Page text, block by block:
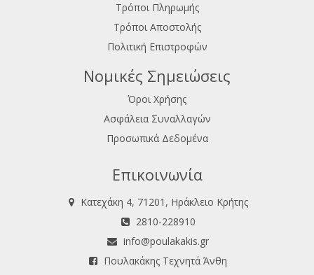
Τρόποι Πληρωμής
Τρόποι Αποστολής
Πολιτική Επιστροφών
Νομικές Σημειώσεις
Όροι Χρήσης
Ασφάλεια Συναλλαγών
Προσωπικά Δεδομένα
Επικοινωνία
Κατεχάκη 4, 71201, Ηράκλειο Κρήτης
2810-228910
info@poulakakis.gr
Πουλακάκης Τεχνητά Άνθη